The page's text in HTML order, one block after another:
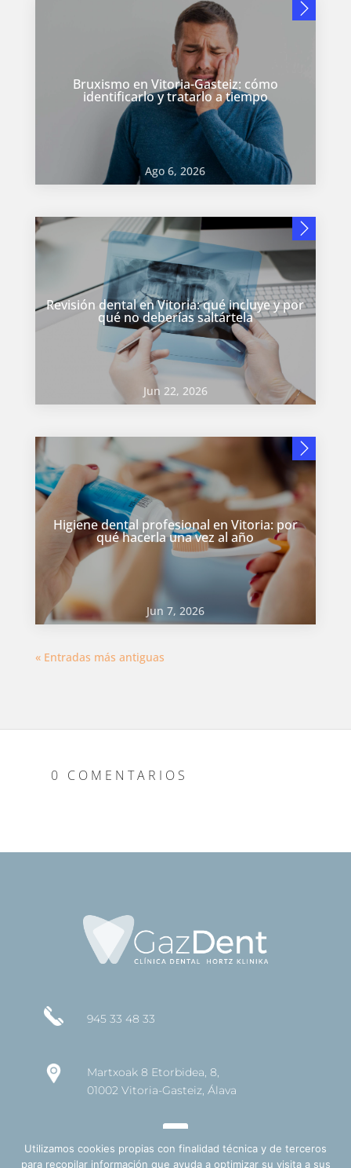
Bruxismo en Vitoria-Gasteiz: cómo
identificarlo y tratarlo a tiempo
Ago 6, 2026
Revisión dental en Vitoria: qué incluye y por
qué no deberías saltártela
Jun 22, 2026
Higiene dental profesional en Vitoria: por
qué hacerla una vez al año
Jun 7, 2026
« Entradas más antiguas
0 COMENTARIOS
945 33 48 33
Martxoak 8 Etorbidea, 8,
01002 Vitoria-Gasteiz, Álava
Utilizamos cookies propias con finalidad técnica y de terceros
para recopilar información que ayuda a optimizar su visita a sus